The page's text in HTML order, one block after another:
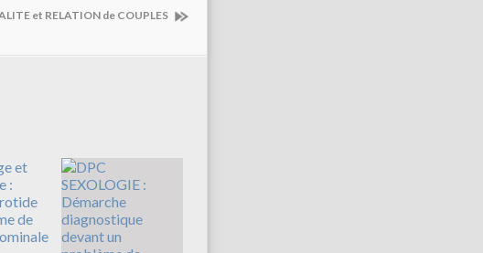
et RELATION de COUPLES